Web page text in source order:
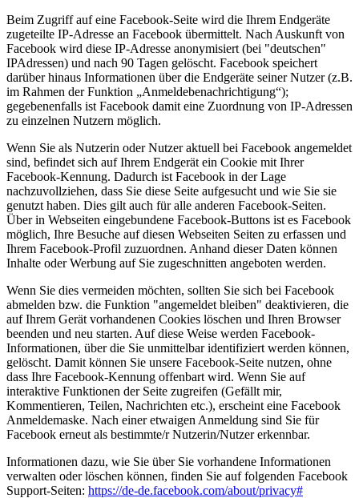
Beim Zugriff auf eine Facebook-Seite wird die Ihrem Endgeräte
zugeteilte IP-Adresse an Facebook übermittelt. Nach Auskunft von
Facebook wird diese IP-Adresse anonymisiert (bei "deutschen"
IPAdressen) und nach 90 Tagen gelöscht. Facebook speichert
darüber hinaus Informationen über die Endgeräte seiner Nutzer (z.B.
im Rahmen der Funktion „Anmeldebenachrichtigung“);
gegebenenfalls ist Facebook damit eine Zuordnung von IP-Adressen
zu einzelnen Nutzern möglich.
Wenn Sie als Nutzerin oder Nutzer aktuell bei Facebook angemeldet
sind, befindet sich auf Ihrem Endgerät ein Cookie mit Ihrer
Facebook-Kennung. Dadurch ist Facebook in der Lage
nachzuvollziehen, dass Sie diese Seite aufgesucht und wie Sie sie
genutzt haben. Dies gilt auch für alle anderen Facebook-Seiten.
Über in Webseiten eingebundene Facebook-Buttons ist es Facebook
möglich, Ihre Besuche auf diesen Webseiten Seiten zu erfassen und
Ihrem Facebook-Profil zuzuordnen. Anhand dieser Daten können
Inhalte oder Werbung auf Sie zugeschnitten angeboten werden.
Wenn Sie dies vermeiden möchten, sollten Sie sich bei Facebook
abmelden bzw. die Funktion "angemeldet bleiben" deaktivieren, die
auf Ihrem Gerät vorhandenen Cookies löschen und Ihren Browser
beenden und neu starten. Auf diese Weise werden Facebook-
Informationen, über die Sie unmittelbar identifiziert werden können,
gelöscht. Damit können Sie unsere Facebook-Seite nutzen, ohne
dass Ihre Facebook-Kennung offenbart wird. Wenn Sie auf
interaktive Funktionen der Seite zugreifen (Gefällt mir,
Kommentieren, Teilen, Nachrichten etc.), erscheint eine Facebook
Anmeldemaske. Nach einer etwaigen Anmeldung sind Sie für
Facebook erneut als bestimmte/r Nutzerin/Nutzer erkennbar.
Informationen dazu, wie Sie über Sie vorhandene Informationen
verwalten oder löschen können, finden Sie auf folgenden Facebook
Support-Seiten: https://de-de.facebook.com/about/privacy#